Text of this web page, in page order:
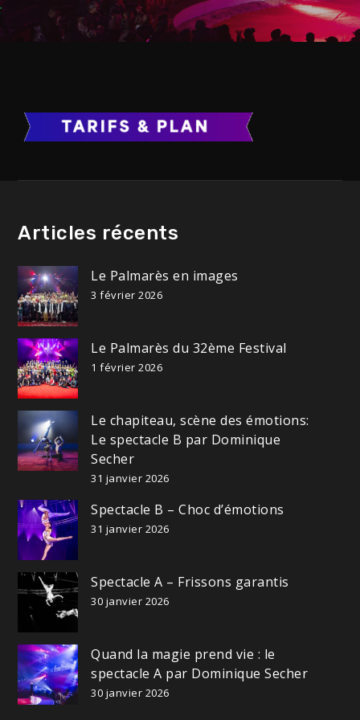
Articles récents
Le Palmarès en images
3 février 2026
Le Palmarès du 32ème Festival
1 février 2026
Le chapiteau, scène des émotions:
Le spectacle B par Dominique
Secher
31 janvier 2026
Spectacle B – Choc d’émotions
31 janvier 2026
Spectacle A – Frissons garantis
30 janvier 2026
Quand la magie prend vie : le
spectacle A par Dominique Secher
30 janvier 2026